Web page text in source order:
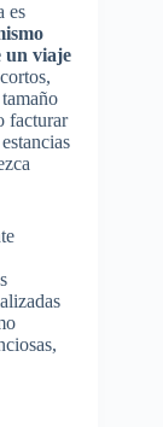
es
un viaje
facturar